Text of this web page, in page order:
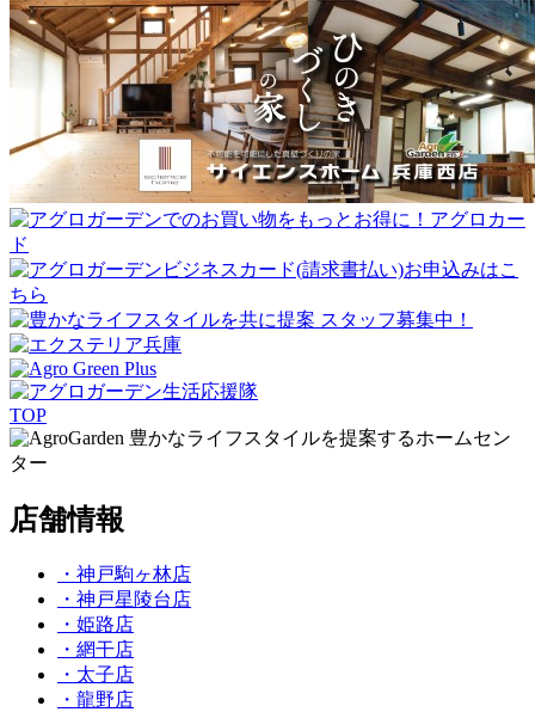
TOP
豊かなライフスタイルを提案するホームセン
ター
店舗情報
・神戸駒ヶ林店
・神戸星陵台店
・姫路店
・網干店
・太子店
・龍野店